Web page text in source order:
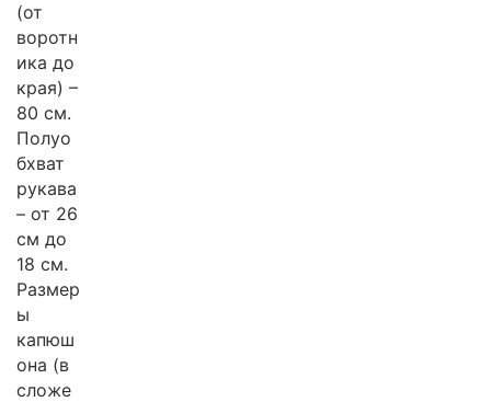
(от
воротн
ика до
края) –
80 см.
Полуо
бхват
рукава
– от 26
см до
18 см.
Размер
ы
капюш
она (в
сложе